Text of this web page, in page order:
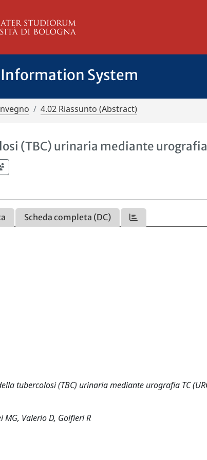
System
4.02 Riassunto (Abstract)
(TBC) urinaria mediante urografia
Scheda completa (DC)
tubercolosi (TBC) urinaria mediante urografia TC
MG, Valerio D, Golfieri R